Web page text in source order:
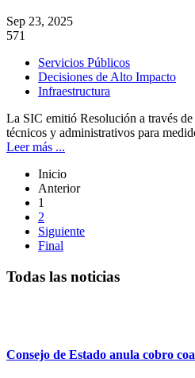
Sep 23, 2025
571
Servicios Públicos
Decisiones de Alto Impacto
Infraestructura
La SIC emitió Resolución a través
técnicos y administrativos para
Leer más ...
Inicio
Anterior
1
2
Siguiente
Final
Todas las noticias
Consejo de Estado anula cobro